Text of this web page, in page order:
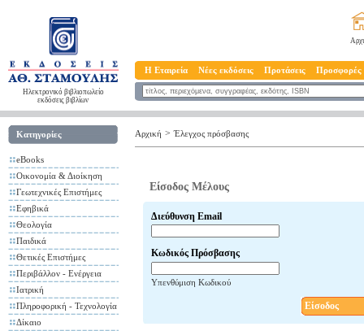
Ηλεκτρονικό βιβλιοπωλείο
εκδόσεις βιβλίων
Η Εταιρεία Νέες εκδόσεις Προτάσεις Προσφορές
Κατηγορίες
eBooks
Οικονομία & Διοίκηση
Γεωτεχνικές Επιστήμες
Εφηβικά
Θεολογία
Παιδικά
Θετικές Επιστήμες
Περιβάλλον - Ενέργεια
Ιατρική
Πληροφορική - Τεχνολογία
Δίκαιο
Αρχική > Έλεγχος πρόσβασης
Είσοδος Μέλους
Διεύθυνση Email
Κωδικός Πρόσβασης
Υπενθύμιση Κωδικού
Είσοδος